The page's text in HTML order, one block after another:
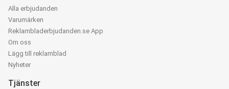
Alla erbjudanden
Varumärken
Reklambladerbjudanden.se App
Om oss
Lägg till reklamblad
Nyheter
Tjänster